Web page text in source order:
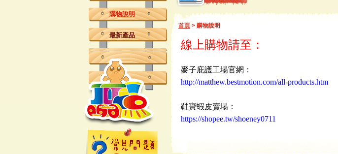
購物說明
最新產品
首頁 > 購物說明
線上購物請至：
麥子庇護工場官網：
http://matthew.bestmotion.com/all-products.htm
鞋寶蝦皮賣場：
https://shopee.tw/shoeney0711